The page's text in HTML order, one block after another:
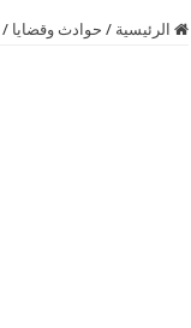
الرئيسية / حوادث وقضايا /